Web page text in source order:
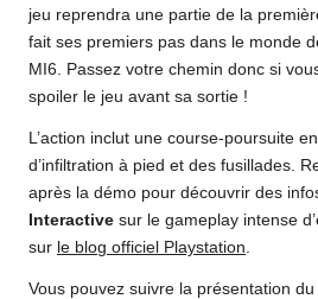
jeu reprendra une partie de la
fait ses premiers pas dans le monde
MI6. Passez votre chemin donc si
spoiler le jeu avant sa sortie !
L’action inclut une course-poursuite
d’infiltration à pied et des fusillades.
après la démo pour découvrir des
Interactive sur le gameplay intense
sur le blog officiel Playstation
Vous pouvez suivre la présentation du